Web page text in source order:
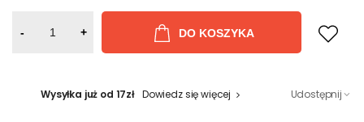
- + DO KOSZYKA
Wysyłka już od 17zł Dowiedz się więcej Udostępnij